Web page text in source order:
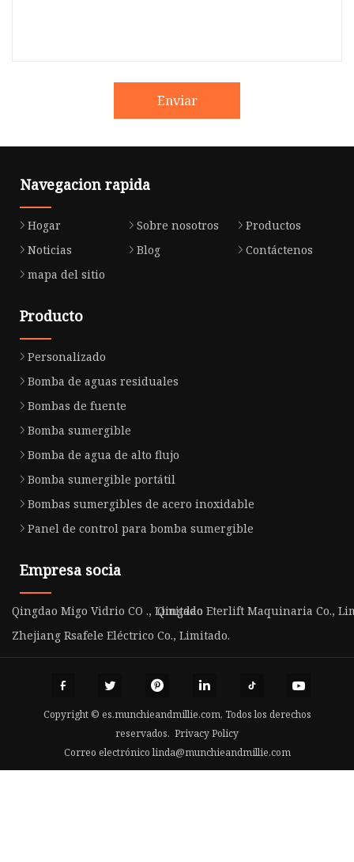
Enviar
Navegacion rapida
Hogar Sobre nosotros
Productos
Noticias
Blog
Contáctenos
mapa del sitio
Producto
Personalizado
Bomba de aguas residuales
Bombas de fuente
Bomba sumergible
Bomba de agua de alto flujo
Bomba sumergible portátil
Bombas sumergibles de acero inoxidable
Panel de control para bomba sumergible
Empresa socia
Qingdao Migo Vidrio CO ., LimitadoQingdao Eterlift Maquinaria Co.,
Zhejiang Rsafele Eléctrico Co., Limitado.
Copyright © es.munchieandmillie.com, Todos los derechos
reservados. Privacy Policy
Correo electrónicolinda@munchieandmillie.com